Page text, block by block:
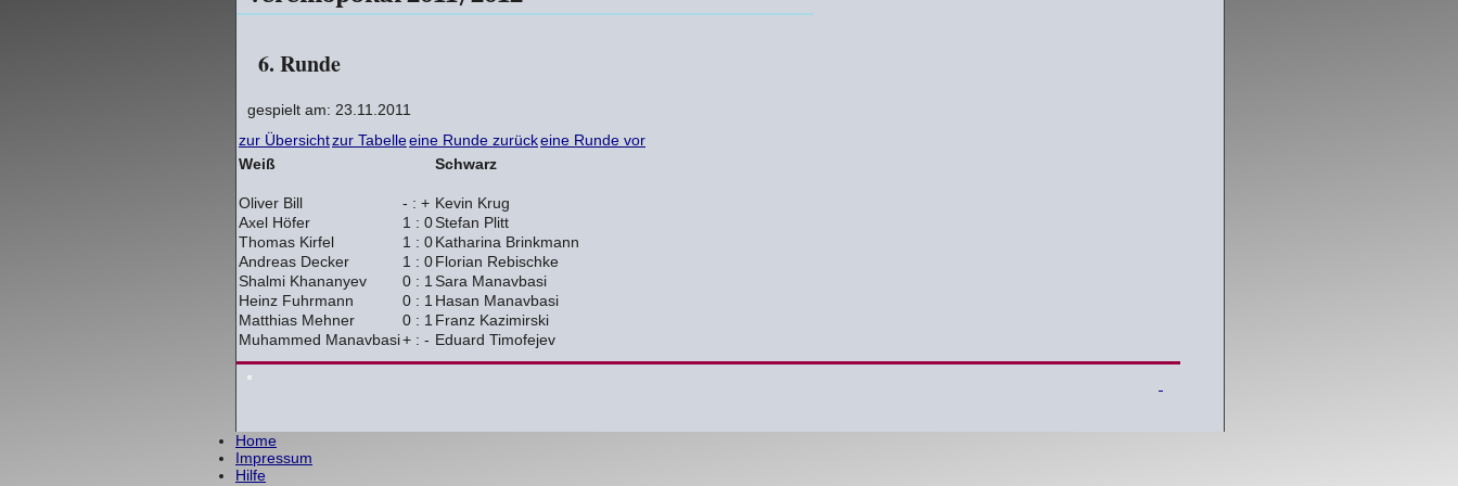
6. Runde
gespielt am: 23.11.2011
zur Übersichtzur Tabelleeine Runde zurückeine Runde vor
Weiß
Schwarz
Oliver Bill - : + Kevin Krug
Axel Höfer
1 : 0Stefan Plitt
Thomas Kirfel
1 : 0Katharina Brinkmann
Andreas Decker
1 : 0Florian Rebischke
Shalmi Khananyev
0 : 1 Sara Manavbasi
Heinz Fuhrmann
0 : 1 Hasan Manavbasi
Matthias Mehner
0 : 1 Franz Kazimirski
Muhammed Manavbasi+ : - Eduard Timofejev
Home
Impressum
Hilfe